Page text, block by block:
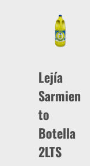
Lejía
Sarmien
to
Botella
2LTS